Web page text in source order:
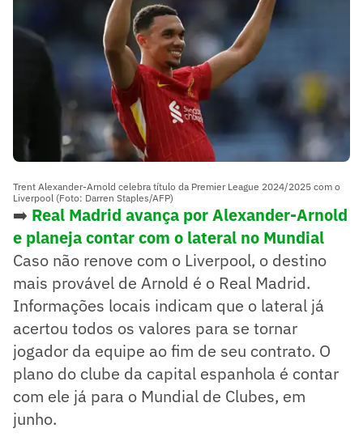
Trent Alexander-Arnold celebra título da Premier League 2024/2025 com o
Liverpool (Foto: Darren Staples/AFP)
➡️ Real Madrid avança por Alexander-Arnold
e planeja contar com o lateral no Mundial
Caso não renove com o Liverpool, o destino
mais provável de Arnold é o Real Madrid.
Informações locais indicam que o lateral já
acertou todos os valores para se tornar
jogador da equipe ao fim de seu contrato. O
plano do clube da capital espanhola é contar
com ele já para o Mundial de Clubes, em
junho.